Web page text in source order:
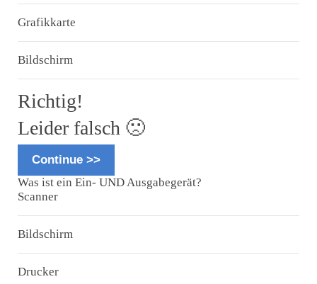
Grafikkarte
Bildschirm
Richtig!
Leider falsch 🙁
Continue >>
Was ist ein Ein- UND Ausgabegerät?
Scanner
Bildschirm
Drucker